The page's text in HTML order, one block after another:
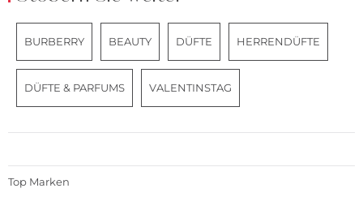
BURBERRY BEAUTY DÜFTE HERRENDÜFTE
DÜFTE & PARFUMS VALENTINSTAG
Top Marken